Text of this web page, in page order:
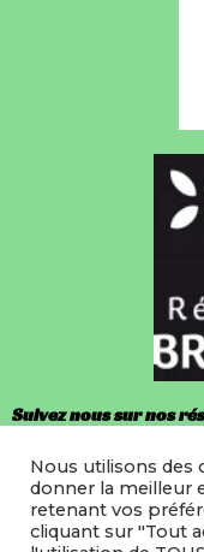
Suivez nous sur nos
Facebook
Instagram
Nous utilisons des
donner la meilleur
retenant vos
cliquant sur "Tout